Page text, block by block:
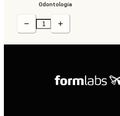
Odontología